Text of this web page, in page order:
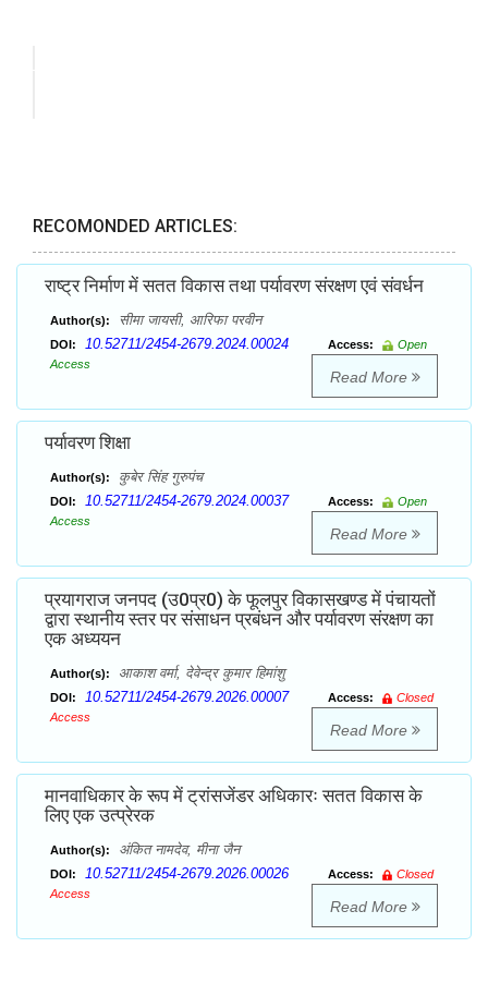
RECOMONDED ARTICLES:
राष्ट्र निर्माण में सतत विकास तथा पर्यावरण संरक्षण एवं संवर्धन
Author(s): सीमा जायसी, आरिफा परवीन
DOI: 10.52711/2454-2679.2024.00024 Access:
Open
Access
Read More
पर्यावरण शिक्षा
Author(s): कुबेर सिंह गुरुपंच
DOI: 10.52711/2454-2679.2024.00037 Access:
Open
Access
Read More
प्रयागराज जनपद (उ0प्र0) के फूलपुर विकासखण्ड में पंचायतों
द्वारा स्थानीय स्तर पर संसाधन प्रबंधन और पर्यावरण संरक्षण का
एक अध्ययन
Author(s): आकाश वर्मा, देवेन्द्र कुमार हिमांशु
DOI: 10.52711/2454-2679.2026.00007 Access:
Closed
Access
Read More
मानवाधिकार के रूप में ट्रांसजेंडर अधिकारः सतत विकास के
लिए एक उत्प्रेरक
Author(s): अंकित नामदेव, मीना जैन
DOI: 10.52711/2454-2679.2026.00026 Access:
Closed
Access
Read More